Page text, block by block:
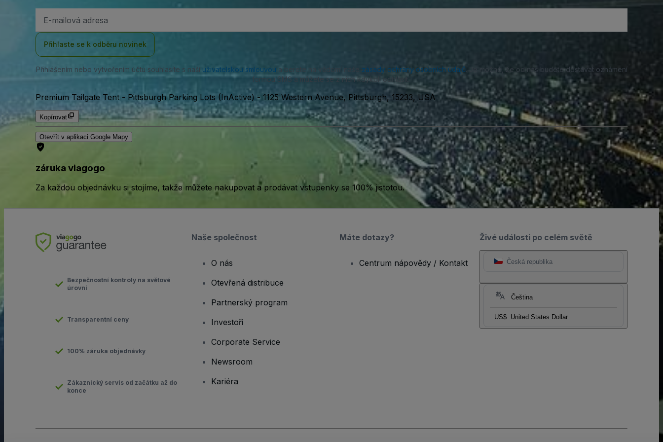
adresa
Přihlaste se k odběru novinek
Přihlášením nebo vytvořením účtu souhlasíte s naší uživatelskou smlouvou a berete na vědomí naše zásady ochrany osobních údajů. Je možné, že od nás budete dostávat oznámení
formou SMS a můžete se z nich kdykoli odhlásit.
Premium Tailgate Tent - Pittsburgh Parking Lots (InActive) - 1125 Western Avenue, Pittsburgh, 15233, USA
Kopírovat
Otevřít v aplikaci Google Mapy
záruka viagogo
Za každou objednávku si stojíme, takže můžete nakupovat a prodávat vstupenky se 100% jistotou.
Živé události po celém světě
Česká republika
Čeština
US$ United States Dollar
Bezpečnostní kontroly na světové
úrovni
Transparentní ceny
100% záruka objednávky
Zákaznický servis od začátku až do
konce
Naše společnost
O nás
Otevřená distribuce
Partnerský program
Investoři
Corporate Service
Newsroom
Kariéra
Máte dotazy?
Centrum nápovědy / Kontakt